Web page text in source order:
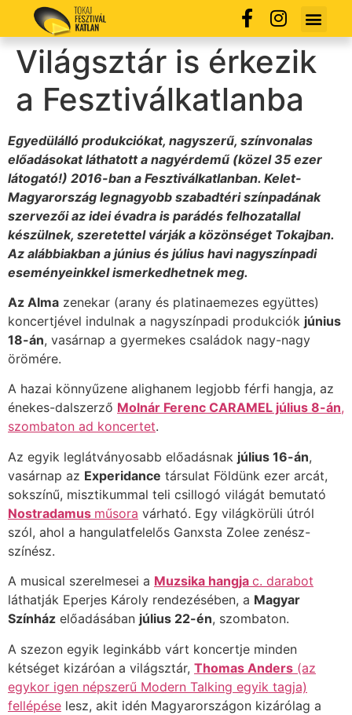
Világsztár is érkezik
a Fesztiválkatlanba
Egyedülálló produkciókat, nagyszerű, színvonalas
előadásokat láthatott a nagyérdemű (közel 35 ezer
látogató!) 2016-ban a Fesztiválkatlanban. Kelet-
Magyarország legnagyobb szabadtéri színpadának
szervezői az idei évadra is parádés felhozatallal
készülnek, szeretettel várják a közönséget Tokajban.
Az alábbiakban a június és július havi nagyszínpadi
eseményeinkkel ismerkedhetnek meg.
Az Alma zenekar (arany és platinaemezes együttes)
koncertjével indulnak a nagyszínpadi produkciók június
18-án, vasárnap a gyermekes családok nagy-nagy
örömére.
A hazai könnyűzene alighanem legjobb férfi hangja, az
énekes-dalszerző Molnár Ferenc CARAMEL július 8-án,
szombaton ad koncertet.
Az egyik leglátványosabb előadásnak július 16-án,
vasárnap az Experidance társulat Földünk ezer arcát,
sokszínű, misztikummal teli csillogó világát bemutató
Nostradamus műsora várható. Egy világkörüli útról
szól, ahol a hangulatfelelős Ganxsta Zolee zenész-
színész.
A musical szerelmesei a Muzsika hangja c. darabot
láthatják Eperjes Károly rendezésében, a Magyar
Színház előadásában július 22-én, szombaton.
A szezon egyik leginkább várt koncertje minden
kétséget kizáróan a világsztár, Thomas Anders (az
egykor igen népszerű Modern Talking egyik tagja)
fellépése lesz, akit idén Magyarországon kizárólag a